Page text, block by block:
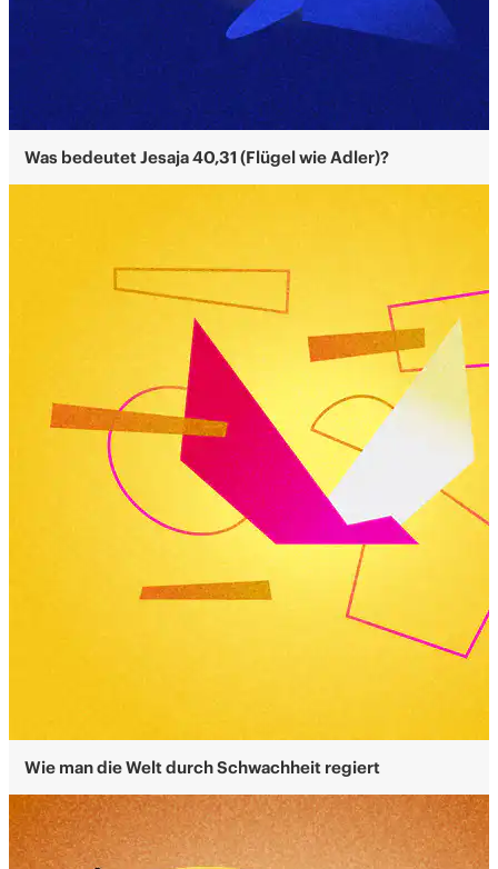
Was bedeutet Jesaja 40,31 (Flügel wie Adler)?
Wie man die Welt durch Schwachheit regiert